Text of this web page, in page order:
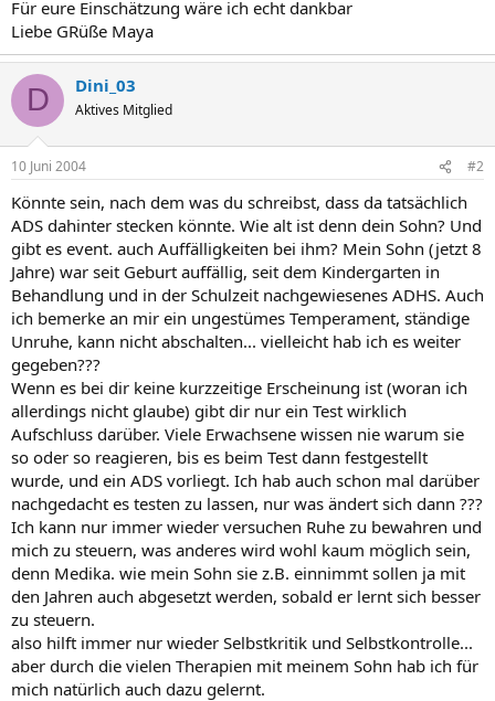
Für eure Einschätzung wäre ich echt dankbar
Liebe GRüße Maya
D Dini_03
Aktives Mitglied
10 Juni 2004 #2
Könnte sein, nach dem was du schreibst, dass da tatsächlich
ADS dahinter stecken könnte. Wie alt ist denn dein Sohn? Und
gibt es event. auch Auffälligkeiten bei ihm? Mein Sohn (jetzt 8
Jahre) war seit Geburt auffällig, seit dem Kindergarten in
Behandlung und in der Schulzeit nachgewiesenes ADHS. Auch
ich bemerke an mir ein ungestümes Temperament, ständige
Unruhe, kann nicht abschalten... vielleicht hab ich es weiter
gegeben???
Wenn es bei dir keine kurzzeitige Erscheinung ist (woran ich
allerdings nicht glaube) gibt dir nur ein Test wirklich
Aufschluss darüber. Viele Erwachsene wissen nie warum sie
so oder so reagieren, bis es beim Test dann festgestellt
wurde, und ein ADS vorliegt. Ich hab auch schon mal darüber
nachgedacht es testen zu lassen, nur was ändert sich dann ???
Ich kann nur immer wieder versuchen Ruhe zu bewahren und
mich zu steuern, was anderes wird wohl kaum möglich sein,
denn Medika. wie mein Sohn sie z.B. einnimmt sollen ja mit
den Jahren auch abgesetzt werden, sobald er lernt sich besser
zu steuern.
also hilft immer nur wieder Selbstkritik und Selbstkontrolle...
aber durch die vielen Therapien mit meinem Sohn hab ich für
mich natürlich auch dazu gelernt.